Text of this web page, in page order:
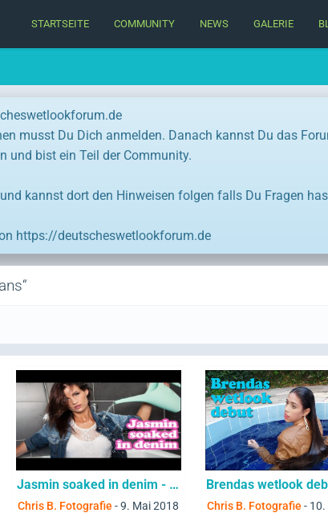
STARTSEITE COMMUNITY NEWS GALERIE
musst Du Dich anmelden. Danach kannst Du das
und bist ein Teil der Community.
kannst dort den Hinweisen folgen falls Du Fragen
https://deutscheswetlookforum.de
Jasmin soaked in denim - #Wetlook
Chris B. Fotografie -9. Mai 2018 Chris B. Fotografie - 10.